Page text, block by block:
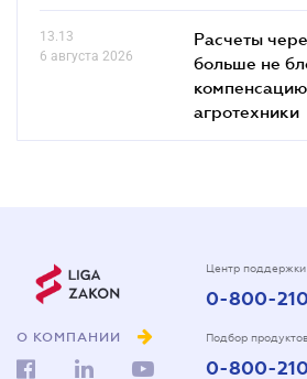
13.13
6 августа 2026
Расчеты
больше не
агротехники
О КОМПАНИИ
Центр поддержки
0-800-
Подбор
0-800-